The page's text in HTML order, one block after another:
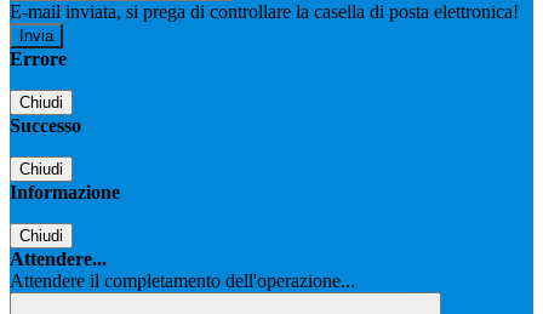
E-mail inviata, si prega di controllare la casella di posta elettronica!
Errore
Chiudi
Successo
Chiudi
Informazione
Chiudi
Attendere...
Attendere il completamento dell'operazione...